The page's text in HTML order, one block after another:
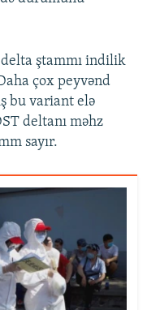
ştammı indilik
çox peyvənd
bu variant elə
deltanı məhz
sayır.